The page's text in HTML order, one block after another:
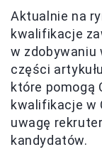
Aktualnie na
kwalifikacje
w zdobywaniu
części
które pomogą
kwalifikacje w
uwagę
kandydatów.